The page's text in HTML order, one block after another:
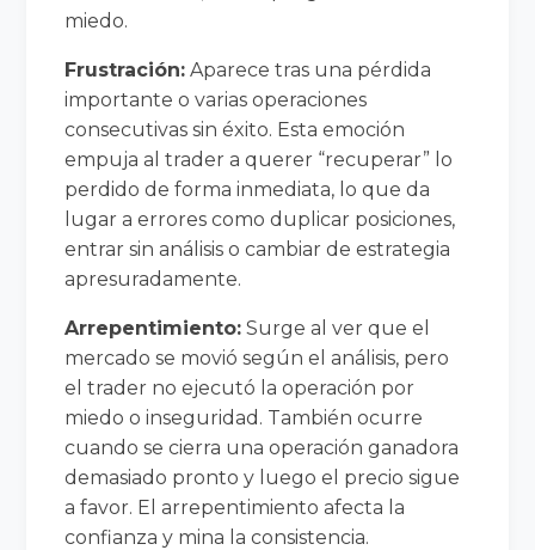
miedo.
Frustración: Aparece tras una pérdida
importante o varias operaciones
consecutivas sin éxito. Esta emoción
empuja al trader a querer “recuperar” lo
perdido de forma inmediata, lo que da
lugar a errores como duplicar posiciones,
entrar sin análisis o cambiar de estrategia
apresuradamente.
Arrepentimiento: Surge al ver que el
mercado se movió según el análisis, pero
el trader no ejecutó la operación por
miedo o inseguridad. También ocurre
cuando se cierra una operación ganadora
demasiado pronto y luego el precio sigue
a favor. El arrepentimiento afecta la
confianza y mina la consistencia.